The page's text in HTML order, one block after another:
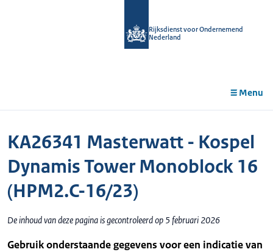
Rijksdienst voor Ondernemend
Nederland
Menu
KA26341 Masterwatt - Kospel
Dynamis Tower Monoblock 16
(HPM2.C-16/23)
De inhoud van deze pagina is gecontroleerd op 5 februari 2026
Gebruik onderstaande gegevens voor een indicatie van